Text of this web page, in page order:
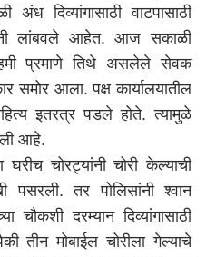
दिव्यांगासाठी वाटपासाठी
लांबवले आहेत. आज सकाळी
नेहमी प्रमाणे तिथे असलेले सेवक
समोर आला. पक्ष कार्यालयातील
इतरत्र पडले होते. त्यामुळे
आहे.
घरीच चोरट्यांनी चोरी केल्याची
पसरली. तर पोलिसांनी श्वान
चौकशी दरम्यान दिव्यांगासाठी
तीन मोबाईल चोरीला गेल्याचे